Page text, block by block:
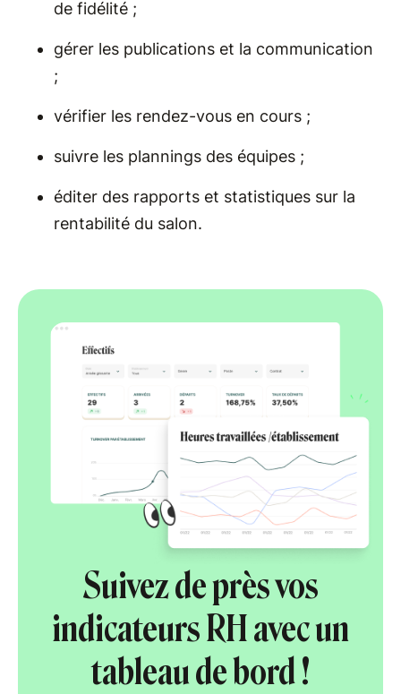
de fidélité ;
gérer les publications et la communication
;
vérifier les rendez-vous en cours ;
suivre les plannings des équipes ;
éditer des rapports et statistiques sur la
rentabilité du salon.
Suivez de près vos
indicateurs RH avec un
tableau de bord !